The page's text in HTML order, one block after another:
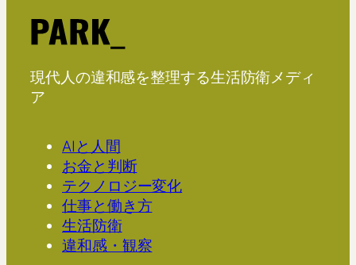
現代人の違和感を整理する生活防衛メディ
ア
AIと人間
お金と判断
テクノロジー変化
仕事と働き方
生活防衛
違和感・観察